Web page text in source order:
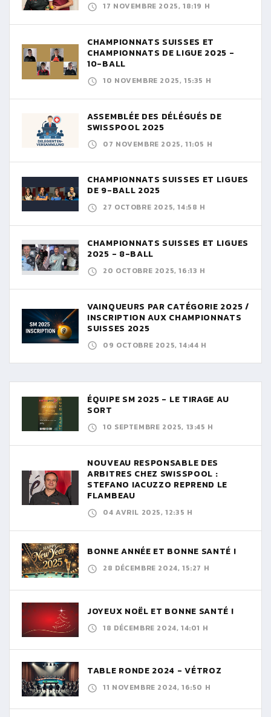
17 NOVEMBRE 2025, 18:19 H
CHAMPIONNATS SUISSES ET
CHAMPIONNATS DE LIGUE 2025 -
10-BALL
10 NOVEMBRE 2025, 15:35 H
ASSEMBLÉE DES DÉLÉGUÉS DE
SWISSPOOL 2025
07 NOVEMBRE 2025, 11:05 H
CHAMPIONNATS SUISSES ET LIGUES
DE 9-BALL 2025
27 OCTOBRE 2025, 14:58 H
CHAMPIONNATS SUISSES ET LIGUES
2025 - 8-BALL
20 OCTOBRE 2025, 16:13 H
VAINQUEURS PAR CATÉGORIE 2025 /
INSCRIPTION AUX CHAMPIONNATS
SUISSES 2025
09 OCTOBRE 2025, 14:44 H
ÉQUIPE SM 2025 - LE TIRAGE AU
SORT
10 SEPTEMBRE 2025, 13:45 H
NOUVEAU RESPONSABLE DES
ARBITRES CHEZ SWISSPOOL :
STEFANO IACUZZO REPREND LE
FLAMBEAU
04 AVRIL 2025, 12:35 H
BONNE ANNÉE ET BONNE SANTÉ !
28 DÉCEMBRE 2024, 15:27 H
JOYEUX NOËL ET BONNE SANTÉ !
18 DÉCEMBRE 2024, 14:01 H
TABLE RONDE 2024 - VÉTROZ
11 NOVEMBRE 2024, 16:50 H